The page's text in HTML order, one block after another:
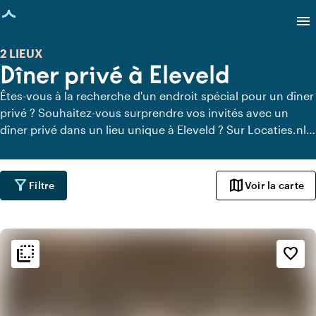
chargée
menu
Dîner privé à Eleveld
2 LIEUX
Êtes-vous à la recherche d'un endroit spécial pour un dîner
privé ? Souhaitez-vous surprendre vos invités avec un
dîner privé dans un lieu unique à Eleveld ? Sur Locaties.nl,
lieux à Eleveld où vous pouvez dîner en toute tranquillité.
Découvrez tous les lieux de restauration privée pour un
délicieux dîner privé.
filter_alt Filtre mapVoir la carte
flip_to_back favorite_border
flip_to_back Ambiance
info
Classique